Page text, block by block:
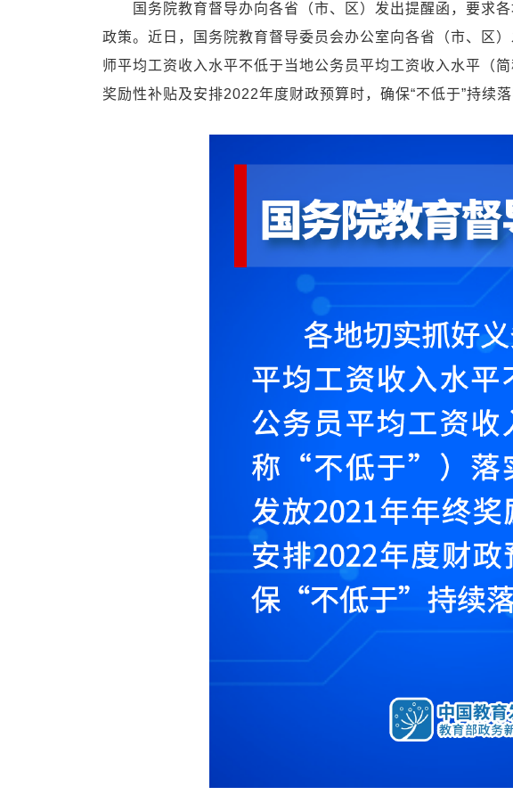
国务院教育督导办向各省（市、区）发出提醒函，要求各
政策。近日，国务院教育督导委员会办公室向各省（市、区
师平均工资收入水平不低于当地公务员平均工资收入水平（
奖励性补贴及安排2022年度财政预算时，确保“不低于”持续落